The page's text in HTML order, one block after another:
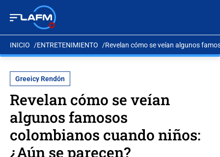
INICIO ENTRETENIMIENTO Revelan cómo se veían algunos
Greeicy Rendón
Revelan cómo se veían
algunos famosos
colombianos cuando niños:
¿Aún se parecen?